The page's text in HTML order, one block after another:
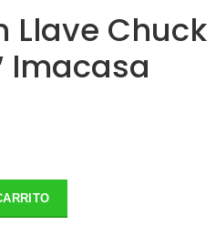
Llave Chuck
Imacasa